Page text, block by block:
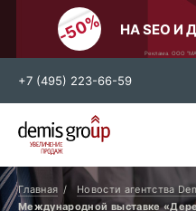
НА SEO И
Реклама. ООО
+7 (495) 223-66-59
Выберите свой
Москва
Главная Новости агентства
Международной выставке